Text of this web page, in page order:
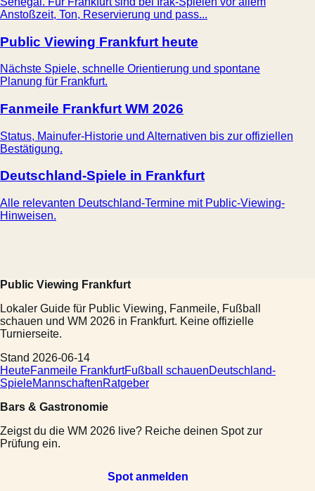
Anstoßzeit, Ton, Reservierung und pass...
Public Viewing Frankfurt heute
Nächste Spiele, schnelle Orientierung und spontane
Planung für Frankfurt.
Fanmeile Frankfurt WM 2026
Status, Mainufer-Historie und Alternativen bis zur offiziellen
Bestätigung.
Deutschland-Spiele in Frankfurt
Alle relevanten Deutschland-Termine mit Public-Viewing-
Hinweisen.
Public Viewing Frankfurt
Lokaler Guide für Public Viewing, Fanmeile, Fußball
schauen und WM 2026 in Frankfurt. Keine offizielle
Turnierseite.
Stand 2026-06-14
HeuteFanmeile FrankfurtFußball schauenDeutschland-
SpieleMannschaftenRatgeber
Bars & Gastronomie
Zeigst du die WM 2026 live? Reiche deinen Spot zur
Prüfung ein.
Spot anmelden